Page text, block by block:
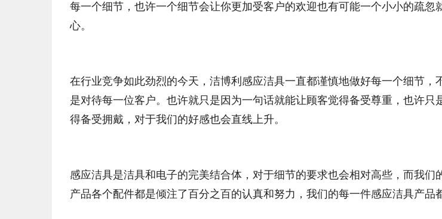
每一个细节，也许一个细节会让你更加受客户的欢迎也有可能一个小小的疏忽
心。
在行业竞争如此劲烈的今天，洁博利感应洁具一直都谨慎地做好每一个细节，
是对待每一位客户。也许就只是因为一句话就能让顾客觉得备受尊重，也许只
得备受拥戴，对于我们的好感也会直线上升。
感应洁具是洁具和电子的完美结合体，对于细节的要求也会相对高些，而我们
产品各个配件都是倾注了百分之百的认真和努力，我们的每一件感应洁具产品